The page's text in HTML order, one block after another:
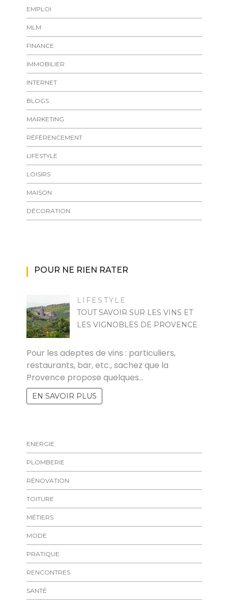
EMPLOI
MLM
FINANCE
IMMOBILIER
INTERNET
BLOGS
MARKETING
RÉFÉRENCEMENT
LIFESTYLE
LOISIRS
MAISON
DÉCORATION
POUR NE RIEN RATER
LIFESTYLE
TOUT SAVOIR SUR LES VINS ET
LES VIGNOBLES DE PROVENCE
Pour les adeptes de vins : particuliers,
restaurants, bar, etc., sachez que la
Provence propose quelques…
EN SAVOIR PLUS
ENERGIE
PLOMBERIE
RÉNOVATION
TOITURE
MÉTIERS
MODE
PRATIQUE
RENCONTRES
SANTÉ